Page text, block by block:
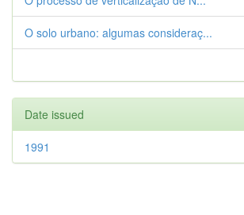
O solo urbano: algumas consideraç...
Date issued
1991